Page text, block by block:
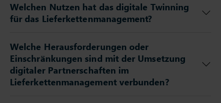
Welchen Nutzen hat das digitale Twinning
für das Lieferkettenmanagement?
Welche Herausforderungen oder
Einschränkungen sind mit der Umsetzung
digitaler Partnerschaften im
Lieferkettenmanagement verbunden?